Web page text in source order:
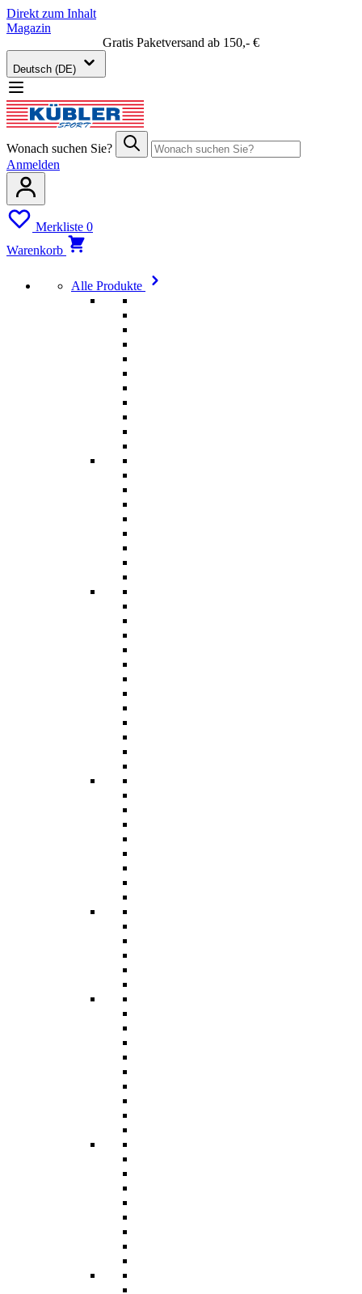
Direkt zum Inhalt
Magazin
Gratis Paketversand ab 150,- €
Deutsch (DE)
Wonach suchen Sie?
Anmelden
Merkliste 0
Warenkorb
Alle Produkte